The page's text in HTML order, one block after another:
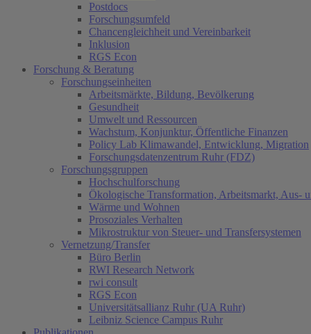
Postdocs
Forschungsumfeld
Chancengleichheit und Vereinbarkeit
Inklusion
RGS Econ
Forschung & Beratung
Forschungseinheiten
Arbeitsmärkte, Bildung, Bevölkerung
Gesundheit
Umwelt und Ressourcen
Wachstum, Konjunktur, Öffentliche Finanzen
Policy Lab Klimawandel, Entwicklung, Migration
Forschungsdatenzentrum Ruhr (FDZ)
Forschungsgruppen
Hochschulforschung
Ökologische Transformation, Arbeitsmarkt, Aus-
Wärme und Wohnen
Prosoziales Verhalten
Mikrostruktur von Steuer- und Transfersystemen
Vernetzung/Transfer
Büro Berlin
RWI Research Network
rwi consult
RGS Econ
Universitätsallianz Ruhr (UA Ruhr)
Leibniz Science Campus Ruhr